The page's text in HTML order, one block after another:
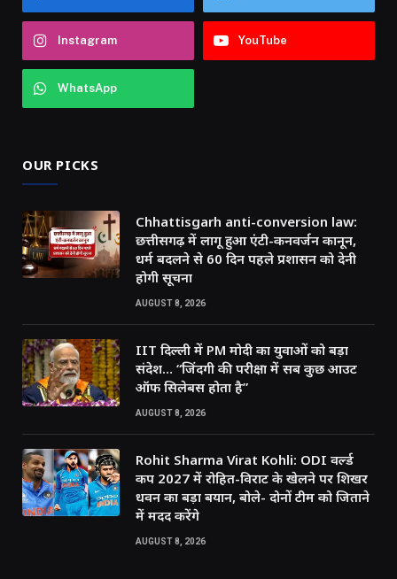
Instagram YouTube
WhatsApp
OUR PICKS
Chhattisgarh anti-conversion law:
छत्तीसगढ़ में लागू हुआ एंटी-कनवर्जन कानून,
धर्म बदलने से 60 दिन पहले प्रशासन को देनी
होगी सूचना
AUGUST 8, 2026
IIT दिल्ली में PM मोदी का युवाओं को बड़ा
संदेश… “जिंदगी की परीक्षा में सब कुछ आउट
ऑफ सिलेबस होता है”
AUGUST 8, 2026
Rohit Sharma Virat Kohli: ODI वर्ल्ड
कप 2027 में रोहित-विराट के खेलने पर शिखर
धवन का बड़ा बयान, बोले- दोनों टीम को जिताने
में मदद करेंगे
AUGUST 8, 2026